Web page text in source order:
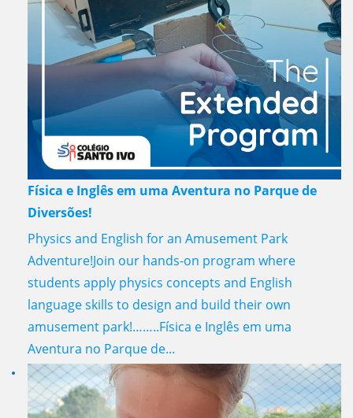
Física e Inglês em uma Aventura no Parque de
Diversões!
Physics and English for an Amusement Park
Adventure!Join our hands-on program where
students apply physics concepts and English
language skills to design and build their own
amusement park!……..Física e Inglês em uma
Aventura no Parque de...